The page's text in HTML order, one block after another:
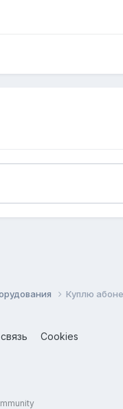
Куплю
Cookies